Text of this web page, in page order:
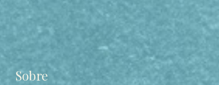
Sobre